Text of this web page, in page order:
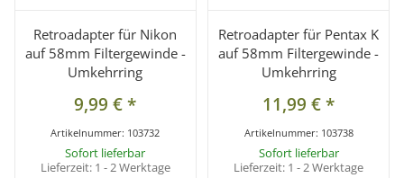
Retroadapter für Nikon
auf 58mm Filtergewinde -
Umkehrring
9,99 €*
Artikelnummer: 103732
Sofort lieferbar
Lieferzeit: 1 - 2 Werktage
Retroadapter für Pentax K
auf 58mm Filtergewinde -
Umkehrring
11,99 €*
Artikelnummer: 103738
Sofort lieferbar
Lieferzeit: 1 - 2 Werktage